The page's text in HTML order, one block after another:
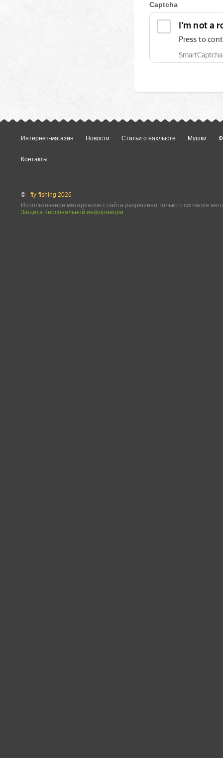
Captcha
Интернет-магазин Новости Статьи о нахлысте Мушки
Контакты
©
fly-fishing 2026
Использование материалов с сайта разрешено только с согласия
Защита персональной информации